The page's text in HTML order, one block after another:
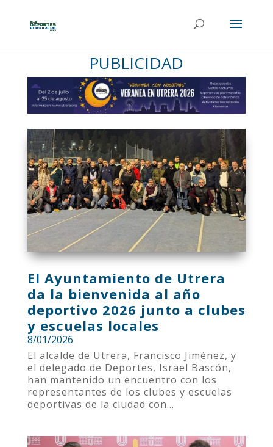
PUBLICIDAD
El Ayuntamiento de Utrera
da la bienvenida al año
deportivo 2026 junto a clubes
y escuelas locales
8/01/2026
El alcalde de Utrera, Francisco Jiménez, y
el delegado de Deportes, Israel Bascón,
han mantenido un encuentro con los
representantes de los clubes y escuelas
deportivas de la ciudad con...